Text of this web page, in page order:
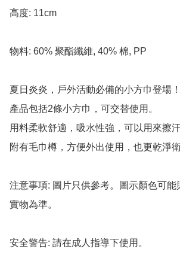
高度: 11cm
物料: 60% 聚酯纖維, 40% 棉, PP
夏日炎炎，戶外活動必備的小方巾登場！
產品包括2條小方巾，可交替使用。
用料柔軟舒適，吸水性強，可以用來擦汗
附有毛巾樽，方便外出使用，也更乾淨衛
注意事項: 圖片只供參考。圖示顏色可能
實物為準。
安全警告: 請在成人指導下使用。